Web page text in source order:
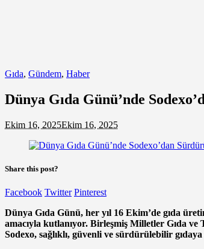
Gıda, Gündem, Haber
Dünya Gıda Günü’nde
Ekim 16, 2025Ekim 16, 2025
Share this post?
Facebook Twitter Pinterest
Dünya Gıda Günü, her yıl 16 Ekim’de gıda
amacıyla kutlanıyor. Birleşmiş Milletler Gıda
Sodexo, sağlıklı, güvenli ve sürdürülebilir